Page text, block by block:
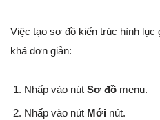
Việc tạo sơ đồ kiến trúc hình lục
khá đơn giản:
Nhấp vào nút Sơ đồ menu.
Nhấp vào nút Mới nút.